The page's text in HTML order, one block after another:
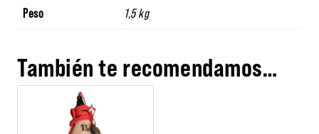
Peso 1,5 kg
También te recomendamos…